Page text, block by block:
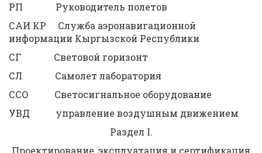
РП Руководитель полетов
САИ КР Служба аэронавигационной
информации Кыргызской Республики
СГ Световой горизонт
СЛ Самолет лаборатория
ССО Светосигнальное оборудование
УВД управление воздушным движением
Раздел I.
Проектирование, эксплуатация и сертификация